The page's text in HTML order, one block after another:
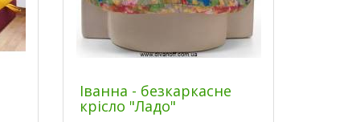
Іванна - безкаркасне
крісло "Ладо"